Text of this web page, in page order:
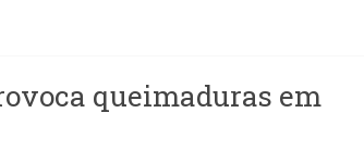
queimaduras em